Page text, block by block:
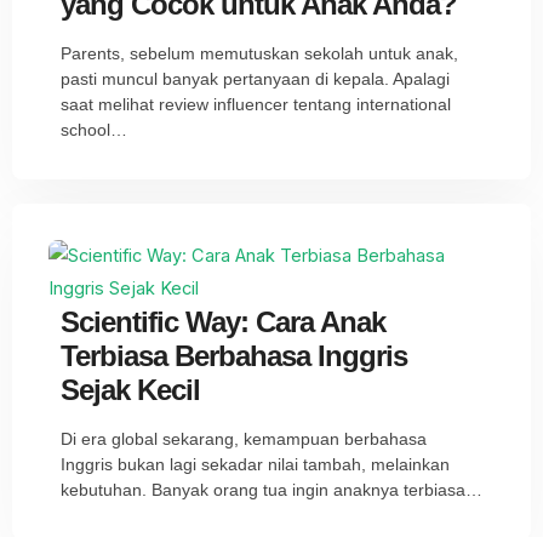
Parents, sebelum memutuskan sekolah untuk anak,
pasti muncul banyak pertanyaan di kepala. Apalagi
saat melihat review influencer tentang international
school…
Scientific Way: Cara Anak
Terbiasa Berbahasa Inggris
Sejak Kecil
Di era global sekarang, kemampuan berbahasa
Inggris bukan lagi sekadar nilai tambah, melainkan
kebutuhan. Banyak orang tua ingin anaknya terbiasa…